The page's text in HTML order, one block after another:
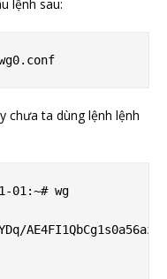
lệnh sau:
chưa ta dùng lệnh lệnh
01:~# wg